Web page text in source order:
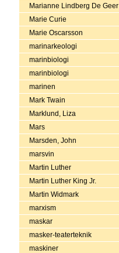
Marianne Lindberg De Geer
Marie Curie
Marie Oscarsson
marinarkeologi
marinbiologi
marinbiologi
marinen
Mark Twain
Marklund, Liza
Mars
Marsden, John
marsvin
Martin Luther
Martin Luther King Jr.
Martin Widmark
marxism
maskar
masker-teaterteknik
maskiner